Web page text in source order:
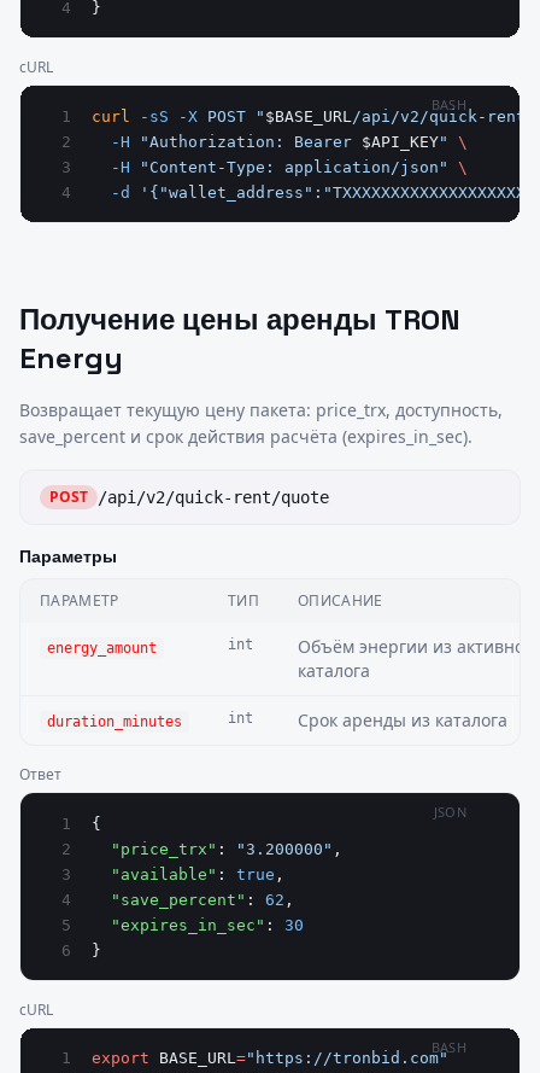
}
cURL
BASH
curl -sS -X POST " $BASE_URL /api/v2/quick-
  -H
"Authorization: Bearer $API_KEY"
\
  -H
"Content-Type: application/json"
\
  -d
Получение цены аренды TRON
Energy
Возвращает текущую цену пакета: price_trx, доступность,
save_percent и срок действия расчёта (expires_in_sec).
POST /api/v2/quick-rent/quote
Параметры
ПАРАМЕТР ТИП ОПИСАНИЕ
energy_amount int
Объём энергии из активного
каталога
duration_minutes int Срок аренды из каталога
Ответ
JSON
{
  "price_trx"
: "3.200000" ,
  "available"
: true ,
  "save_percent"
: 62 ,
  "expires_in_sec"
: 30
}
cURL
BASH
export BASE_URL="https://tronbid.com"